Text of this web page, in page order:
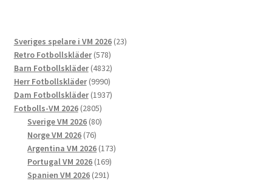
Sveriges spelare i VM 2026 2323
Retro Fotbollskläder 578578
produkter
Barn Fotbollskläder 48324832
produkter
Herr Fotbollskläder 99909990
produkter
Dam Fotbollskläder 19371937
Fotbolls-VM 2026 28052805
produkter
Sverige VM 2026 8080
Norge VM 2026 7676
produkter
Argentina VM 2026 173173
Portugal VM 2026 169169
Spanien VM 2026 291291